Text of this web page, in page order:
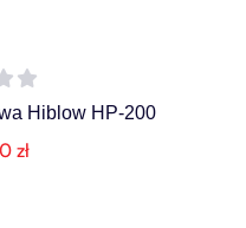
Hiblow HP-200
zł